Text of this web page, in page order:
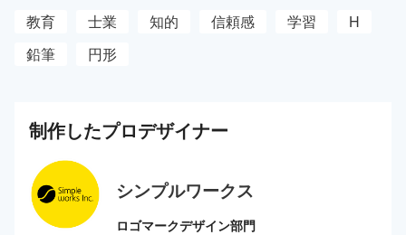
教育 士業 知的 信頼感 学習
H
鉛筆
円形
制作したプロデザイナー
シンプルワークス
ロゴマークデザイン部門